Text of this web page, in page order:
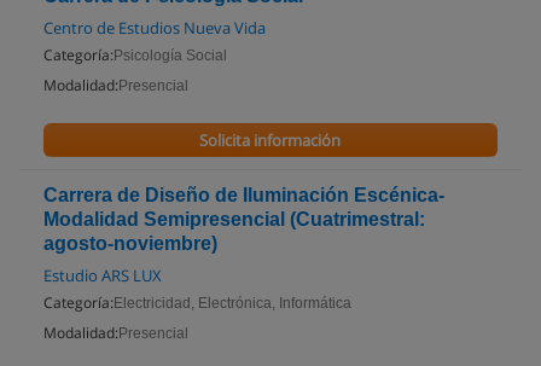
Centro de Estudios Nueva Vida
Categoría: Psicología Social
Modalidad: Presencial
Solicita información
Carrera de Diseño de Iluminación Escénica-
Modalidad Semipresencial (Cuatrimestral:
agosto-noviembre)
Estudio ARS LUX
Categoría: Electricidad, Electrónica, Informática
Modalidad: Presencial